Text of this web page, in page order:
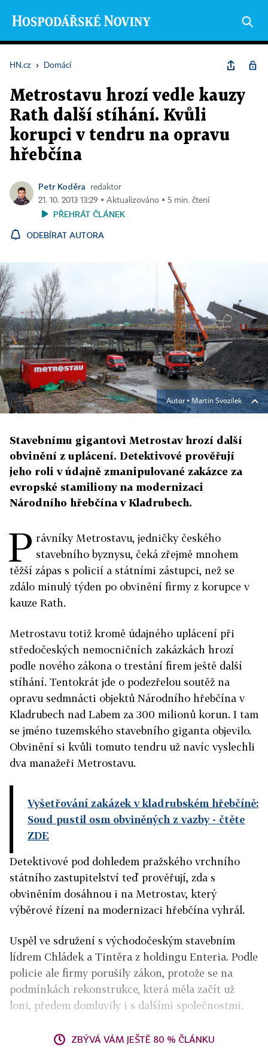
HN.cz › Domácí
Metrostavu hrozí vedle kauzy
Rath další stíhání. Kvůli
korupci v tendru na opravu
hřebčína
Petr Koděra
redaktor
21. 10. 2013 13:29 ▪ Aktualizováno ▪ 5 min. čtení
PŘEHRÁT ČLÁNEK
ODEBÍRAT AUTORA
Autor ▪ Martin Svozílek
Stavebnímu gigantovi Metrostav hrozí další
obvinění z uplácení. Detektivové prověřují
jeho roli v údajně zmanipulované zakázce za
evropské stamiliony na modernizaci
Národního hřebčína v Kladrubech.
P rávníky Metrostavu, jedničky českého
stavebního byznysu, čeká zřejmě mnohem
těžší zápas s policií a státními zástupci, než se
zdálo minulý týden po obvinění firmy z korupce v
kauze Rath.
Metrostavu totiž kromě údajného uplácení při
středočeských nemocničních zakázkách hrozí
podle nového zákona o trestání firem ještě další
stíhání. Tentokrát jde o podezřelou soutěž na
opravu sedmnácti objektů Národního hřebčína v
Kladrubech nad Labem za 300 milionů korun. I tam
se jméno tuzemského stavebního giganta objevilo.
Obvinění si kvůli tomuto tendru už navíc vyslechli
dva manažeři Metrostavu.
Vyšetřování zakázek v kladrubském hřebčíně:
Soud pustil osm obviněných z vazby- čtěte
ZDE
Detektivové pod dohledem pražského vrchního
státního zastupitelství teď prověřují, zda s
obviněním dosáhnou i na Metrostav, který
výběrové řízení na modernizaci hřebčína vyhrál.
Uspěl ve sdružení s východočeským stavebním
lídrem Chládek a Tintěra z holdingu Enteria. Podle
policie ale firmy porušily zákon, protože se na
podmínkách rekonstrukce, která měla začít už
loni, předem domluvily i s dalšími společnostmi.
ZBÝVÁ VÁM JEŠTĚ 80 % ČLÁNKU